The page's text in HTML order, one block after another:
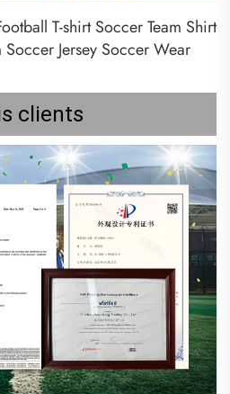
clients